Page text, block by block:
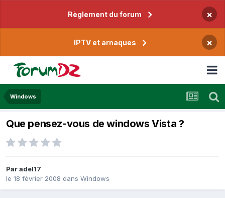
Règlement du forum ×
IPTV et arnaques ×
Windows
Que pensez-vous de windows Vista ?
Paradel17
le 18 février 2008 dans Windows